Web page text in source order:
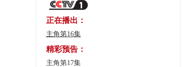
正在播出：
主角第16集
精彩预告：
主角第17集